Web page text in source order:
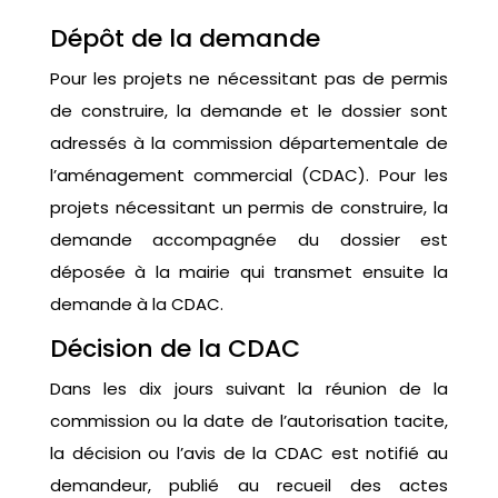
Dépôt de la demande
Pour les projets ne nécessitant pas de permis
de construire, la demande et le dossier sont
adressés à la commission départementale de
l’aménagement commercial (CDAC). Pour les
projets nécessitant un permis de construire, la
demande accompagnée du dossier est
déposée à la mairie qui transmet ensuite la
demande à la CDAC.
Décision de la CDAC
Dans les dix jours suivant la réunion de la
commission ou la date de l’autorisation tacite,
la décision ou l’avis de la CDAC est notifié au
demandeur, publié au recueil des actes